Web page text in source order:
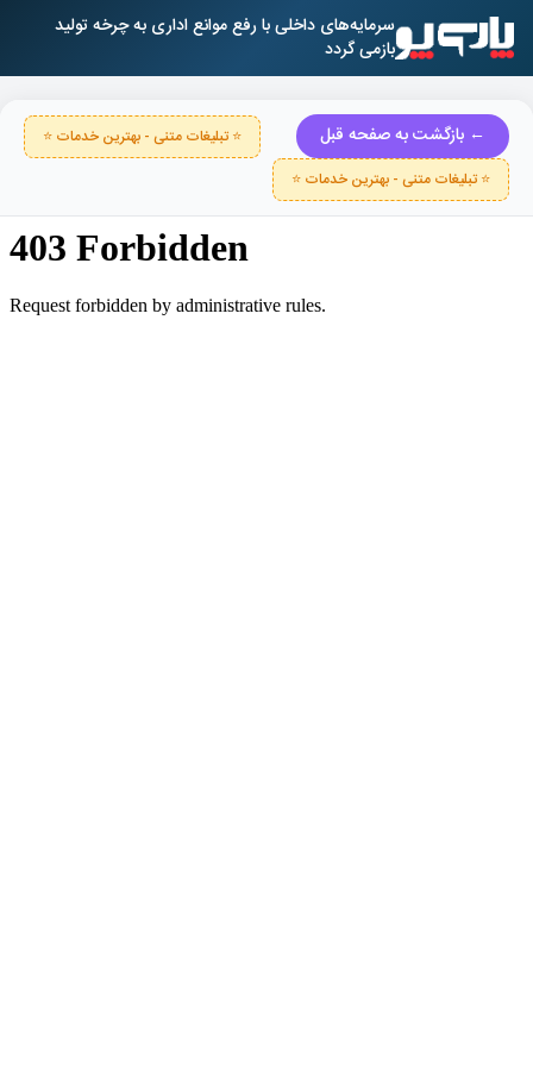
سرمایه‌های داخلی با رفع موانع اداری به چرخه تولید
بازمی گردد
← بازگشت به صفحه قبل
⭐ تبلیغات متنی - بهترین خدمات ⭐
⭐ تبلیغات متنی - بهترین خدمات ⭐